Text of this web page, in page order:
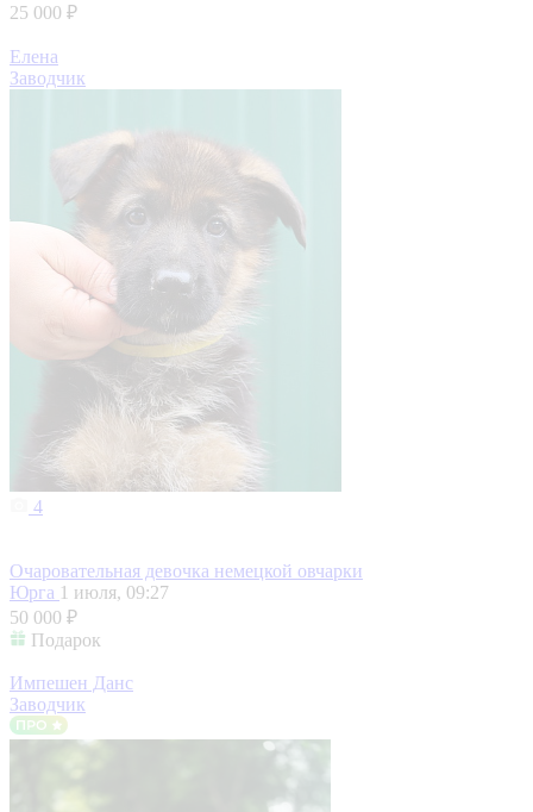
25 000 ₽
Елена
Заводчик
4
Очаровательная девочка немецкой овчарки
Юрга 1 июля, 09:27
50 000 ₽
Подарок
Импешен Данс
Заводчик